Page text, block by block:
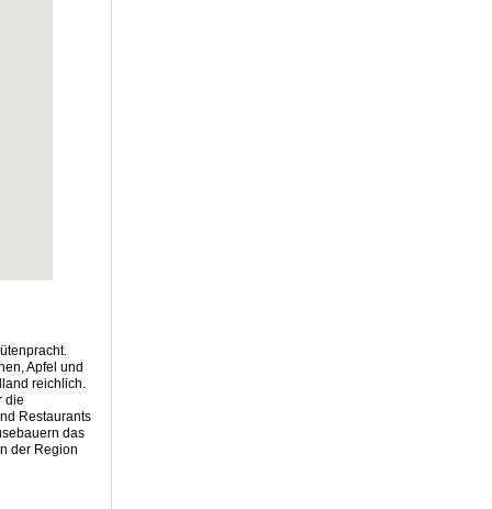
Apfel und
reichlich.
die
Restaurants
das
der Region